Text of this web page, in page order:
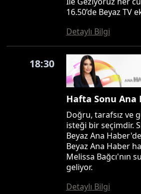
16.50’de Beyaz TV
Detaylı Bilgi
18:30
Hafta Sonu Ana
Doğru, tarafsız ve
isteği bir seçimdir.
Beyaz Ana
Beyaz Ana Haber
Melissa Bağcı'nın
geliyor.
Detaylı Bilgi